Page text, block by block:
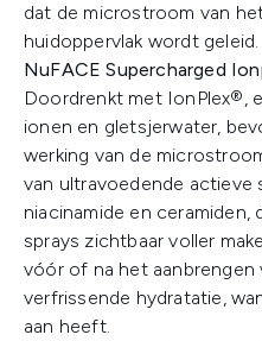
dat de microstroom van
huidoppervlak wordt geleid.
NuFACE Supercharged
Doordrenkt met IonPlex®,
ionen en gletsjerwater,
werking van de
van ultravoedende actieve
niacinamide en ceramiden,
sprays zichtbaar voller
vóór of na het
verfrissende hydratatie,
aan heeft.